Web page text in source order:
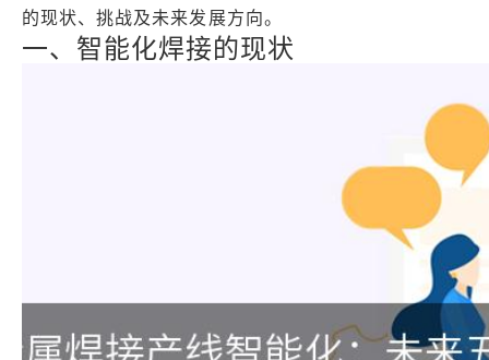
的现状、挑战及未来发展方向。
一、智能化焊接的现状